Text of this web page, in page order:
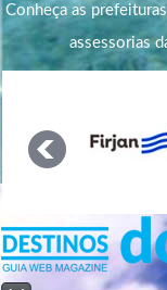
Conheça as
assessorias